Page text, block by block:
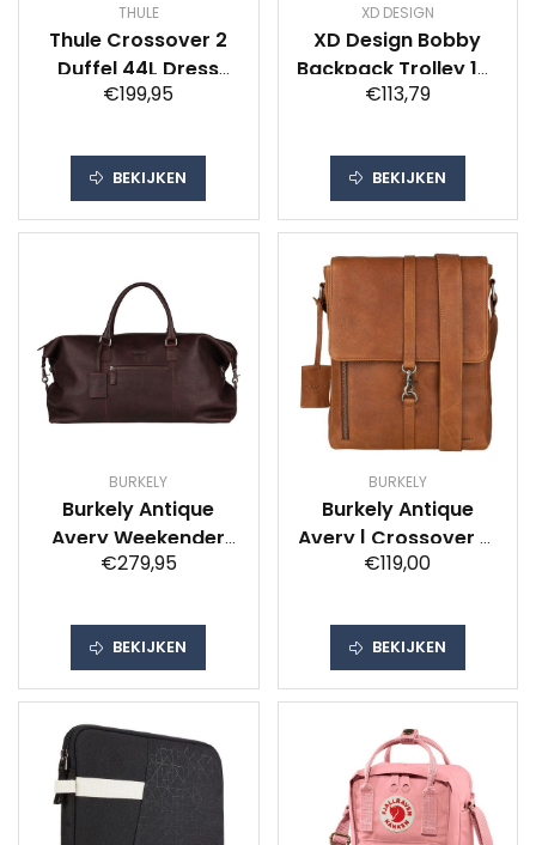
THULE
Thule Crossover 2
Duffel 44L Dress
Blue
€199,95
BEKIJKEN
XD DESIGN
XD Design Bobby
Backpack Trolley 17''
Zwart 21L
€113,79
BEKIJKEN
BURKELY
Burkely Antique
Avery Weekender
36L Brown
€279,95
BEKIJKEN
BURKELY
Burkely Antique
Avery | Crossover M
Messenger
€119,00
BEKIJKEN